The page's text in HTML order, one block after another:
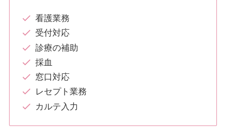
看護業務
受付対応
診療の補助
採血
窓口対応
レセプト業務
カルテ入力